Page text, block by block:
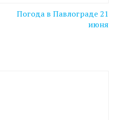
Погода в Павлограде 21
июня